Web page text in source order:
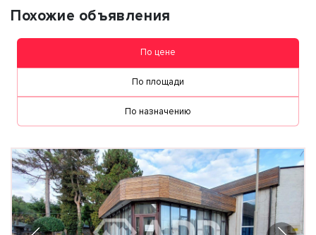
Похожие объявления
По цене
По площади
По назначению